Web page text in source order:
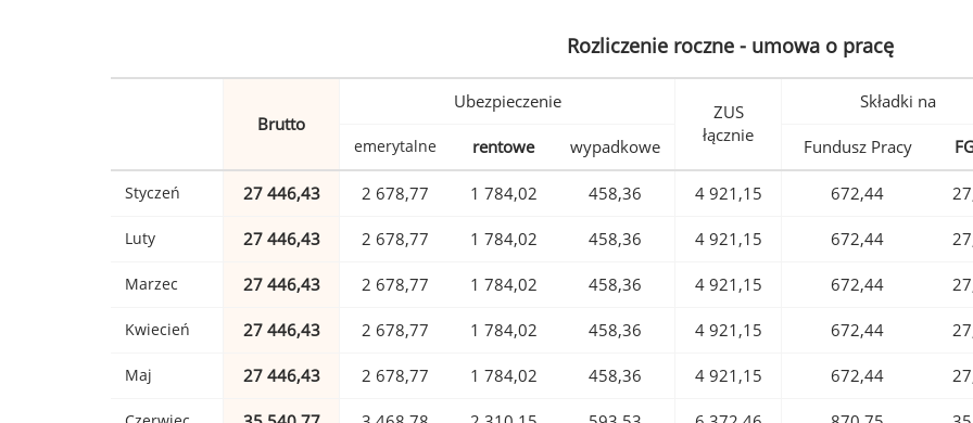
Rozliczenie roczne - umowa o pracę
Brutto
Ubezpieczenie
ZUS
łącznie
Składki na
emerytalne rentowe wypadkowe Fundusz Pracy
Styczeń 27 446,43 2 678,77 1 784,02 458,36 4 921,15 672,44
Luty 27 446,43 2 678,77 1 784,02 458,36 4 921,15 672,44
Marzec 27 446,43 2 678,77 1 784,02 458,36 4 921,15 672,44
Kwiecień 27 446,43 2 678,77 1 784,02 458,36 4 921,15 672,44
Maj 27 446,43 2 678,77 1 784,02 458,36 4 921,15 672,44